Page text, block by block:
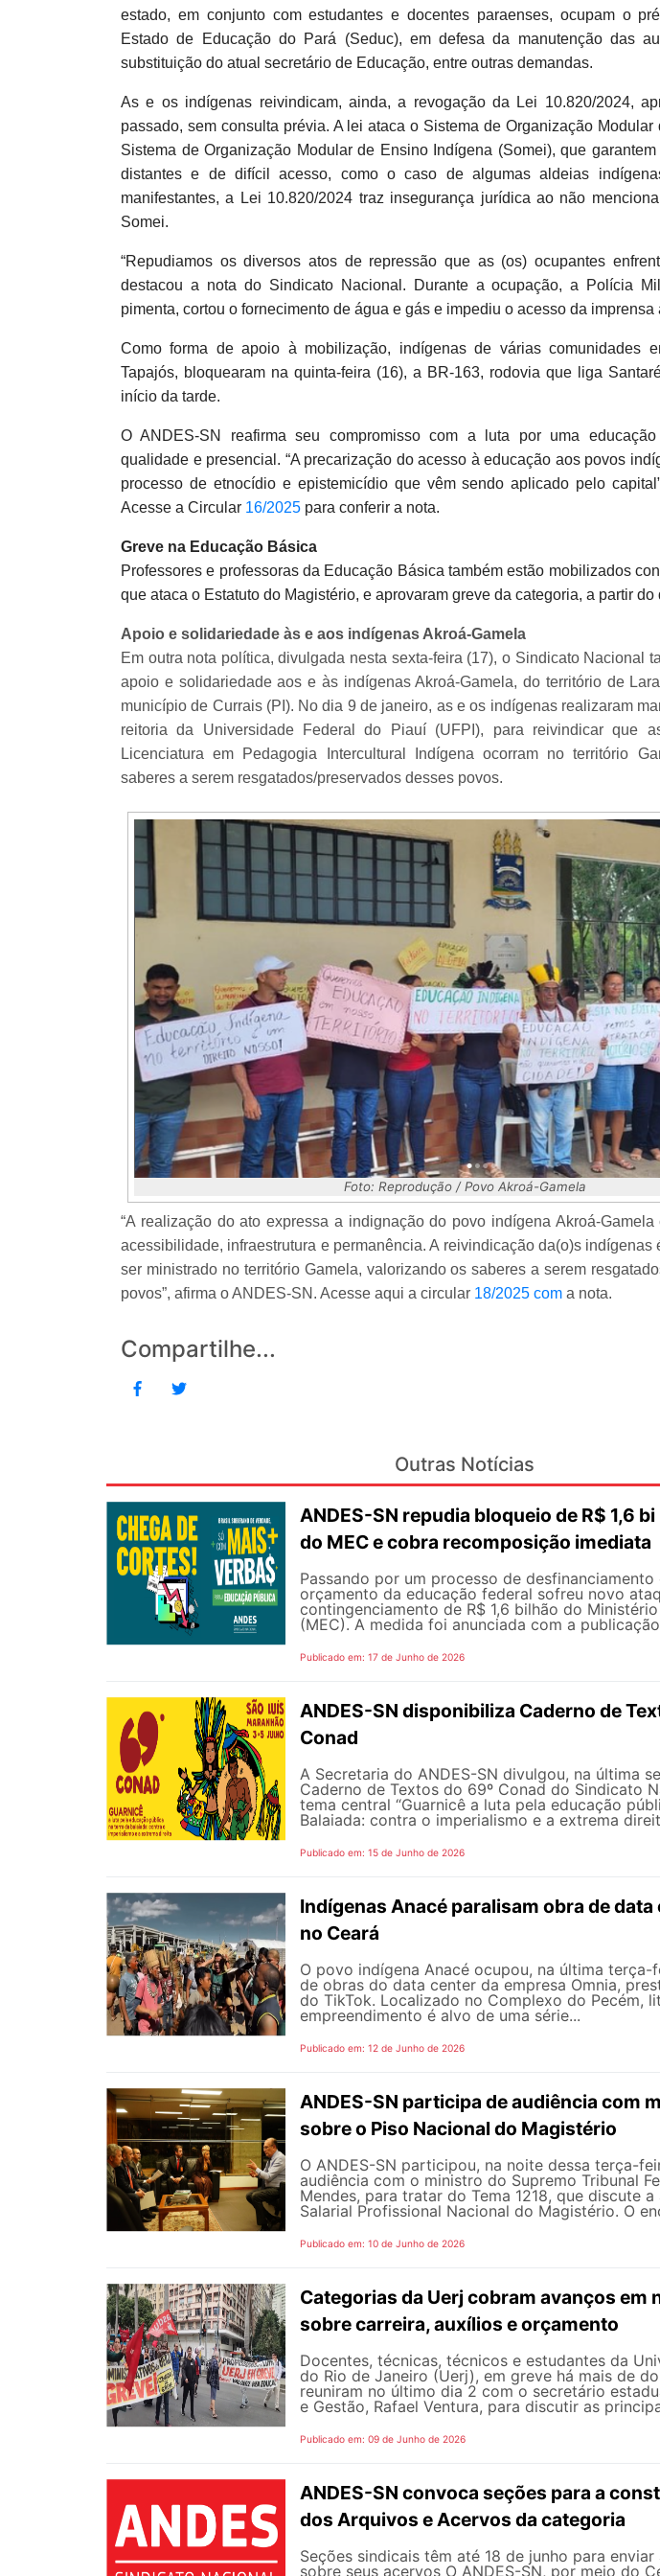
estado, em conjunto com estudantes e docentes paraenses, ocupam o
Estado de Educação do Pará (Seduc), em defesa da manutenção das
substituição do atual secretário de Educação, entre outras demandas.
As e os indígenas reivindicam, ainda, a revogação da Lei 10.820/2024,
passado, sem consulta prévia. A lei ataca o Sistema de Organização
Sistema de Organização Modular de Ensino Indígena (Somei), que
distantes e de difícil acesso, como o caso de algumas aldeias
manifestantes, a Lei 10.820/2024 traz insegurança jurídica ao não
Somei.
“Repudiamos os diversos atos de repressão que as (os) ocupantes
destacou a nota do Sindicato Nacional. Durante a ocupação, a Polícia
pimenta, cortou o fornecimento de água e gás e impediu o acesso da imprensa
Como forma de apoio à mobilização, indígenas de várias comunidades
Tapajós, bloquearam na quinta-feira (16), a BR-163, rodovia que liga
início da tarde.
O ANDES-SN reafirma seu compromisso com a luta por uma
qualidade e presencial. “A precarização do acesso à educação aos povos
processo de etnocídio e epistemicídio que vêm sendo aplicado pelo
Acesse a Circular 16/2025 para conferir a nota.
Greve na Educação Básica
Professores e professoras da Educação Básica também estão mobilizados
que ataca o Estatuto do Magistério, e aprovaram greve da categoria, a partir do
Apoio e solidariedade às e aos indígenas Akroá-Gamela
Em outra nota política, divulgada nesta sexta-feira (17), o Sindicato Nacional
apoio e solidariedade aos e às indígenas Akroá-Gamela, do território de
município de Currais (PI). No dia 9 de janeiro, as e os indígenas realizaram
reitoria da Universidade Federal do Piauí (UFPI), para reivindicar que
Licenciatura em Pedagogia Intercultural Indígena ocorram no território
saberes a serem resgatados/preservados desses povos.
Foto: Reprodução / Povo Akroá-Gamela
“A realização do ato expressa a indignação do povo indígena Akroá-
acessibilidade, infraestrutura e permanência. A reivindicação da(o)s indígenas
ser ministrado no território Gamela, valorizando os saberes a serem
povos”, afirma o ANDES-SN. Acesse aqui a circular 18/2025 com a nota.
Compartilhe...
Outras Notícias
ANDES-SN repudia bloqueio de R$ 1,6
do MEC e cobra recomposição imediata
Passando por um processo de desfinanciamento
orçamento da educação federal sofreu novo
contingenciamento de R$ 1,6 bilhão do
(MEC). A medida foi anunciada com a
Publicado em: 17 de Junho de 2026
ANDES-SN disponibiliza Caderno de
Conad
A Secretaria do ANDES-SN divulgou, na última
Caderno de Textos do 69º Conad do Sindicato
tema central “Guarnicê a luta pela educação
Balaiada: contra o imperialismo e a extrema
Publicado em: 15 de Junho de 2026
Indígenas Anacé paralisam obra de
no Ceará
O povo indígena Anacé ocupou, na última
de obras do data center da empresa Omnia,
do TikTok. Localizado no Complexo do Pecém,
empreendimento é alvo de uma série...
Publicado em: 12 de Junho de 2026
ANDES-SN participa de audiência com
sobre o Piso Nacional do Magistério
O ANDES-SN participou, na noite dessa terça-
audiência com o ministro do Supremo Tribunal
Mendes, para tratar do Tema 1218, que discute
Salarial Profissional Nacional do Magistério. O
Publicado em: 10 de Junho de 2026
Categorias da Uerj cobram avanços em
sobre carreira, auxílios e orçamento
Docentes, técnicas, técnicos e estudantes da
do Rio de Janeiro (Uerj), em greve há mais de
reuniram no último dia 2 com o secretário
e Gestão, Rafael Ventura, para discutir as
Publicado em: 09 de Junho de 2026
ANDES-SN convoca seções para a
dos Arquivos e Acervos da categoria
Seções sindicais têm até 18 de junho para
sobre seus acervos O ANDES-SN, por meio do